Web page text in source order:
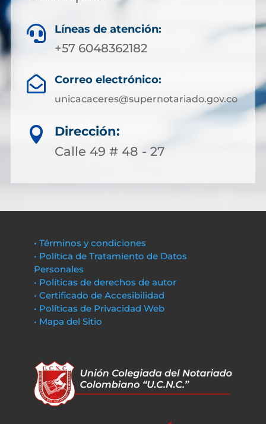
 Líneas de atención:
+57 6048362182
 Correo electrónico:
unicacaceres@supernotariado.gov.co

Dirección:
Calle 49 # 48 - 27
• Términos y condiciones
• Política de Tratamiento de Datos
Personales
• Políticas de derechos de autor
• Certificado de Accesibilidad
• Políticas de Privacidad Web
• Mapa del Sitio